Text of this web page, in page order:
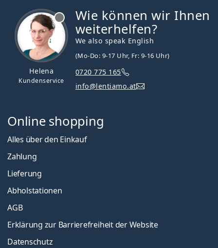
Helena
Kundenservice
Wie können wir Ihnen
weiterhelfen?
We also speak English
(Mo-Do: 9-17 Uhr, Fr: 9-16 Uhr)
0720 775 165
info@lentiamo.at
Online shopping
Alles über den Einkauf
Zahlung
Lieferung
Abholstationen
AGB
Erklärung zur Barrierefreiheit der Website
Datenschutz